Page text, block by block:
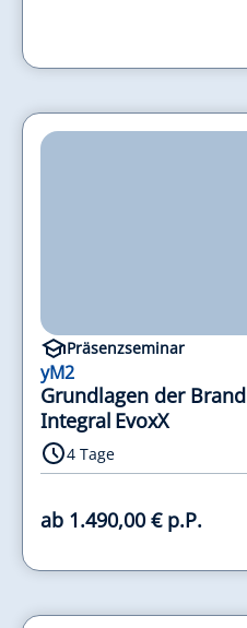
Präsenzseminar
yM2
Grundlagen der
Integral EvoxX
4 Tage
ab 1.490,00 € p.P.